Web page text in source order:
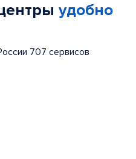
удобно
707 сервисов